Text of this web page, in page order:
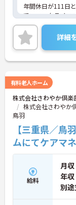
年間休日が111日
で、ワークライフ
すめです。
昇給や賞与制度が
と職員に還元され
ご興味のある方に
に詳細をお話しい
詳細
有料老人ホーム
株式会社さわやか倶
株式会社さわやか
鳥羽
【三重県／
ムにてケアマ
給料
月収
年収
別